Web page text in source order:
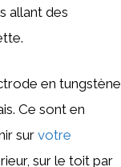
allant des
en tungstène
Ce sont en
sur votre
sur le toit par